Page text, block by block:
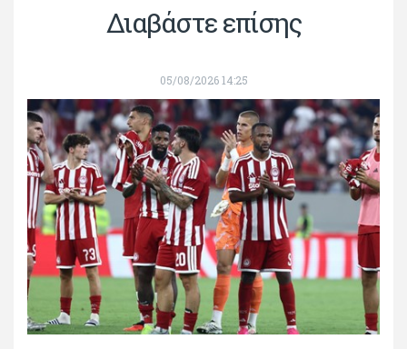
Διαβάστε επίσης
05/08/2026 14:25